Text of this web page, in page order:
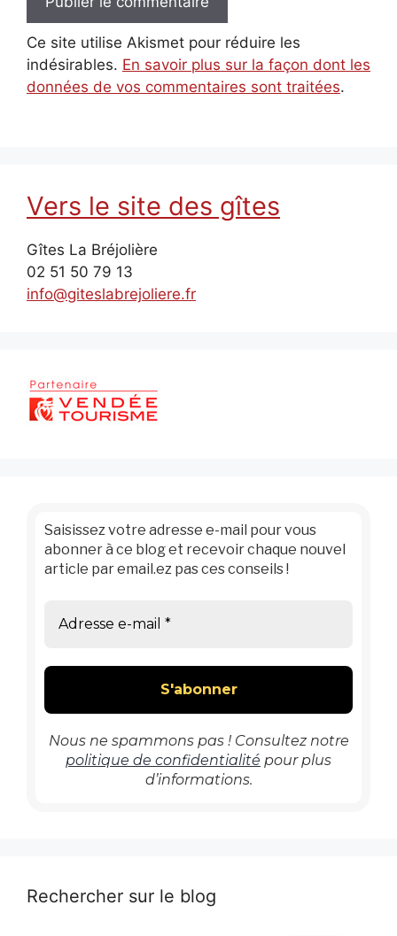
Ce site utilise Akismet pour réduire les
indésirables. En savoir plus sur la façon dont les
données de vos commentaires sont traitées.
Vers le site des gîtes
Gîtes La Bréjolière
02 51 50 79 13
info@giteslabrejoliere.fr
Saisissez votre adresse e-mail pour vous
abonner à ce blog et recevoir chaque nouvel
article par email.ez pas ces conseils !
Nous ne spammons pas ! Consultez notre
politique de confidentialité pour plus
d’informations.
Rechercher sur le blog